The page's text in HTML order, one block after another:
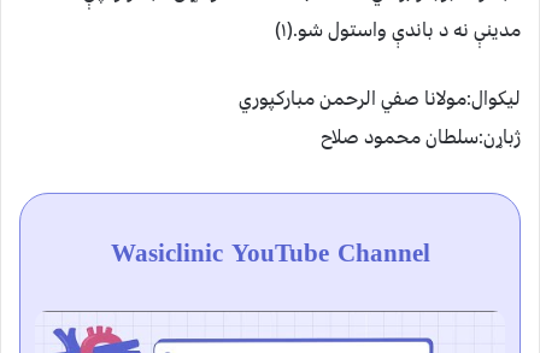
مدينې نه د باندې واستول شو.(١)
ليکوال:مولانا صفي الرحمن مبارکپوري
ژباړن:سلطان محمود صلاح
Wasiclinic YouTube Channel